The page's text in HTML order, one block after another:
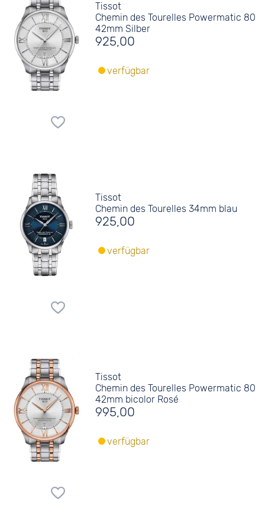
Tissot
Chemin des Tourelles Powermatic 80
42mm Silber
925,00
verfügbar
Tissot
Chemin des Tourelles 34mm blau
925,00
verfügbar
Tissot
Chemin des Tourelles Powermatic 80
42mm bicolor Rosé
995,00
verfügbar